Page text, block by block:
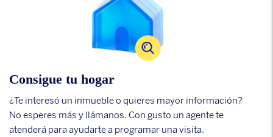
Consigue tu hogar
¿Te interesó un inmueble o quieres mayor información?
No esperes más y llámanos. Con gusto un agente te
atenderá para ayudarte a programar una visita.